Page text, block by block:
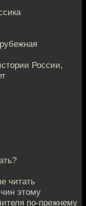
России,
читать
этому
по-прежнему